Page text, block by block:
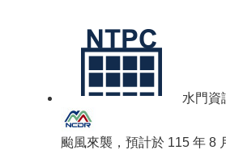
水門資
颱風來襲，預計於 115 年 8